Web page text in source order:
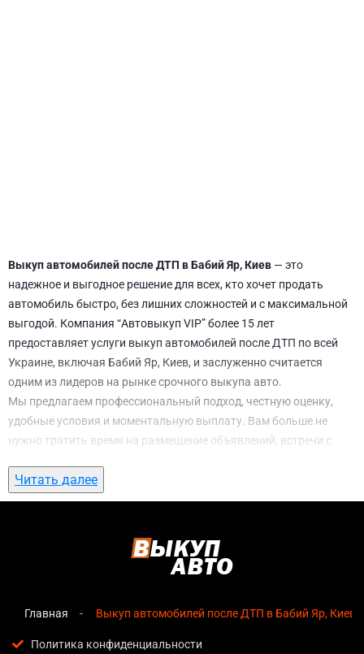
Выкуп автомобилей после ДТП в Бабий Яр, Киев — это
надежное и выгодное решение для всех, кто хочет продать
автомобиль быстро, без лишних сложностей и с максимальной
выгодой. Компания “Автовыкуп VIP” более 15 лет
предоставляет услуги выкуп автомобилей после ДТП по всей
Украине, включая Бабий Яр, Киев, и заслуженно считается
одним из лидеров на рынке срочного выкупа авто.
Мы предлагаем профессиональный подход, честную оценку,
удобные условия и моментальную выплату. Вам больше не
нужно тратить время на размещение объявлений, встречи с
ожидание. С нами вы можете
Бабий Яр, Киеввсего за 1 день.
автомобилей после ДТП в Бабий Яр, Киев
озвучивается сразу после обращения, без скрытых
Прозрачные условия— все этапы сделки полностью
Читать далее
Главная Выкуп автомобилей после ДТП в Бабий Яр, Киев
Политика конфиденциальности